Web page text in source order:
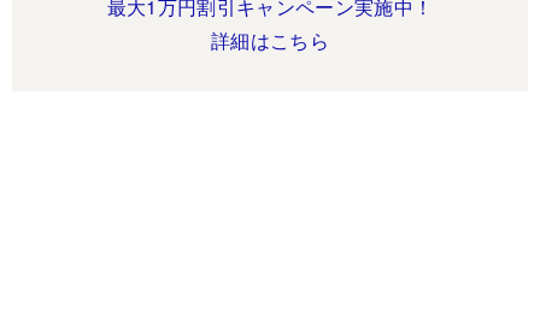
最大1万円割引キャンペーン実施中！
詳細はこちら